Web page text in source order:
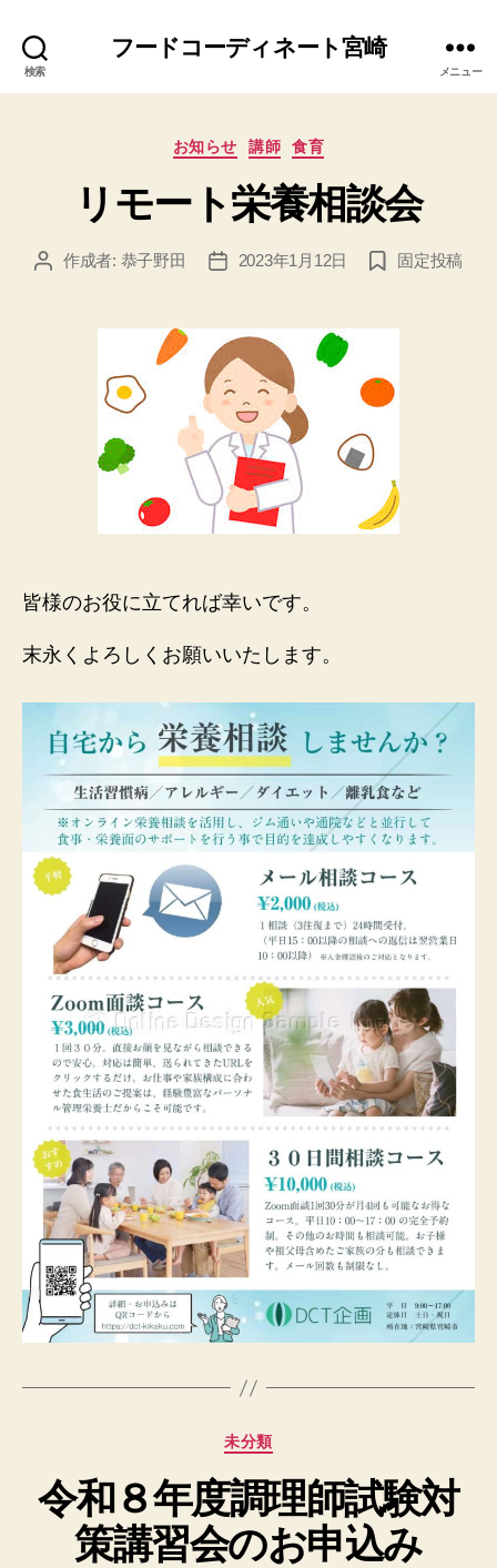
検索
フードコーディネート宮崎
メニュー
カ
ゴ
リ
お知らせ 講師 食育
リモート栄養相談会
投 作成者: 恭子野田
投
2023年1月12日 固定投稿
皆様のお役に立てれば幸いです。
末永くよろしくお願いいたします。
カ
ゴ
リ
ー
未分類
令和８年度調理師試験対
策講習会のお申込み